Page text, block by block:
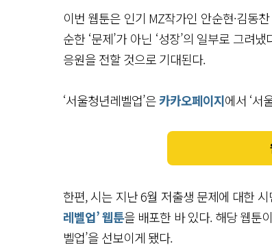
이번 웹툰은 인기 MZ작가인 안순현·김동
순한 ‘문제’가 아닌 ‘성장’의 일부로 그려
응원을 전할 것으로 기대된다.
‘서울청년레벨업’은카카오페이지에서 ‘서
한편, 시는 지난 6월 저출생 문제에 대한
레벨업’ 웹툰을 배포한 바 있다. 해당 웹툰
벨업’을 선보이게 됐다.